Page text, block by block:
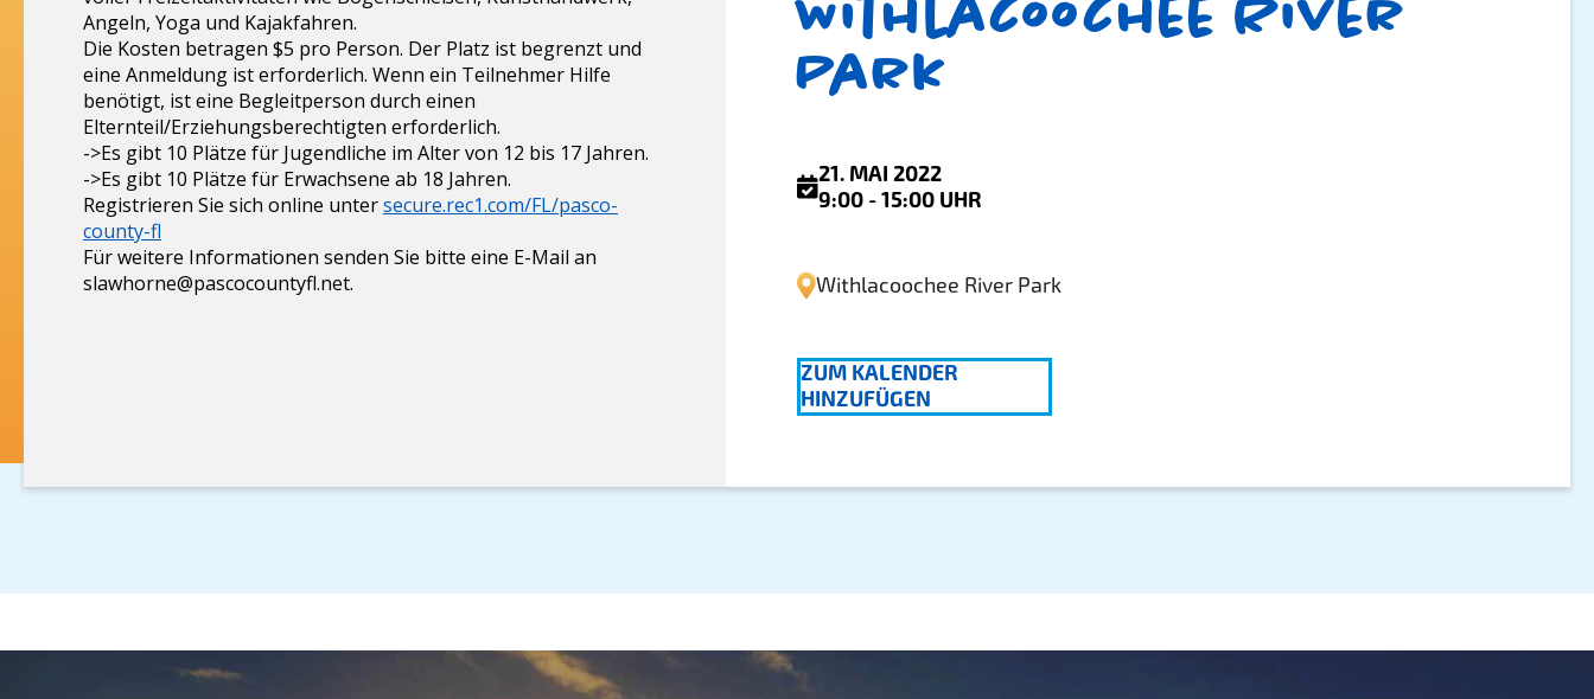
Angeln, Yoga und Kajakfahren.
Die Kosten betragen $5 pro Person. Der Platz ist begrenzt und
eine Anmeldung ist erforderlich. Wenn ein Teilnehmer Hilfe
benötigt, ist eine Begleitperson durch einen
Elternteil/Erziehungsberechtigten erforderlich.
->Es gibt 10 Plätze für Jugendliche im Alter von 12 bis 17 Jahren.
->Es gibt 10 Plätze für Erwachsene ab 18 Jahren.
Registrieren Sie sich online untersecure.rec1.com/FL/pasco-
county-fl
Für weitere Informationen senden Sie bitte eine E-Mail an
slawhorne@pascocountyfl.net.
Withlacoochee River
Park
21. MAI 2022
9:00 - 15:00 UHR
Withlacoochee River Park
ZUM KALENDER
HINZUFÜGEN